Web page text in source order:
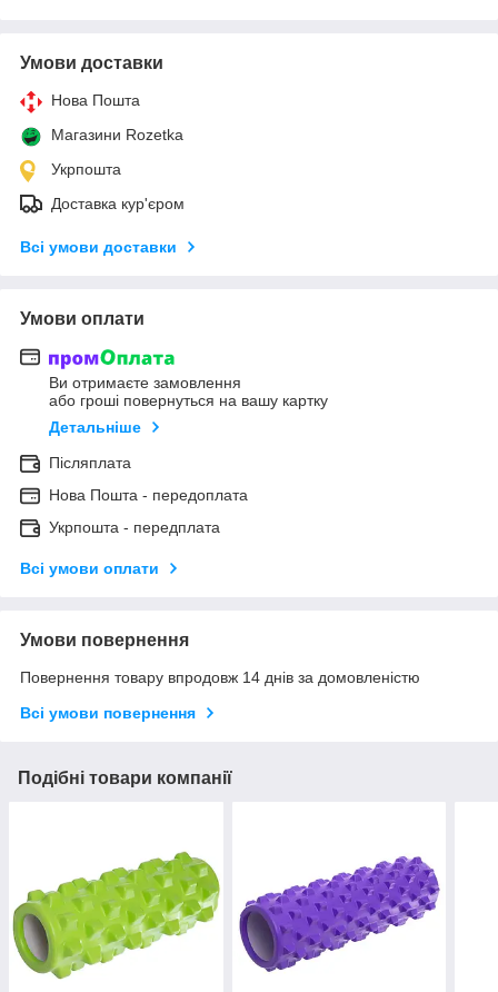
Умови доставки
Нова Пошта
Магазини Rozetka
Укрпошта
Доставка кур'єром
Всі умови доставки
Умови оплати
Ви отримаєте замовлення
або гроші повернуться на вашу картку
Детальніше
Післяплата
Нова Пошта - передоплата
Укрпошта - передплата
Всі умови оплати
Умови повернення
Повернення товару впродовж 14 днів за домовленістю
Всі умови повернення
Подібні товари компанії